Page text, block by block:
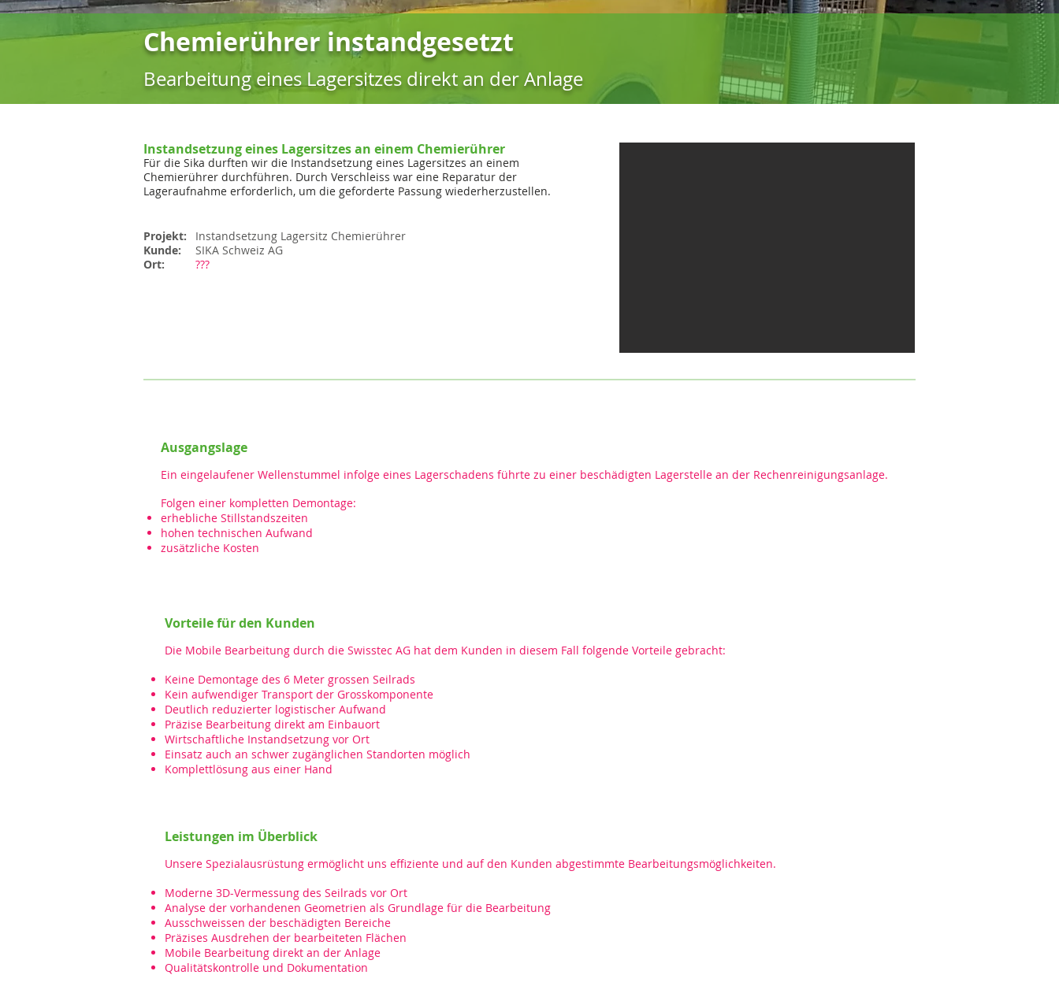
Chemierührer instandgesetzt
Bearbeitung eines Lagersitzes direkt an der Anlage
Instandsetzung eines Lagersitzes an einem Chemierührer
Für die Sika durften wir die Instandsetzung eines Lagersitzes an einem
Chemierührer durchführen. Durch Verschleiss war eine Reparatur der
Lageraufnahme erforderlich, um die geforderte Passung wiederherzustellen.
Projekt:
Kunde:
Ort:
Instandsetzung Lagersitz Chemierührer
SIKA Schweiz AG
???
Ausgangslage
Ein eingelaufener Wellenstummel infolge eines Lagerschadens führte zu einer beschädigten Lagerstelle an der Rechenreinigungsanlage.
Folgen einer kompletten Demontage:
erhebliche Stillstandszeiten
hohen technischen Aufwand
zusätzliche Kosten
Vorteile für den Kunden
Die Mobile Bearbeitung durch die Swisstec AG hat dem Kunden in diesem Fall folgende Vorteile gebracht:
Keine Demontage des 6 Meter grossen Seilrads
Kein aufwendiger Transport der Grosskomponente
Deutlich reduzierter logistischer Aufwand
Präzise Bearbeitung direkt am Einbauort
Wirtschaftliche Instandsetzung vor Ort
Einsatz auch an schwer zugänglichen Standorten möglich
Komplettlösung aus einer Hand
Leistungen im Überblick
Unsere Spezialausrüstung ermöglicht uns effiziente und auf den Kunden abgestimmte Bearbeitungsmöglichkeiten.
Moderne 3D-Vermessung des Seilrads vor Ort
Analyse der vorhandenen Geometrien als Grundlage für die Bearbeitung
Ausschweissen der beschädigten Bereiche
Präzises Ausdrehen der bearbeiteten Flächen
Mobile Bearbeitung direkt an der Anlage
Qualitätskontrolle und Dokumentation